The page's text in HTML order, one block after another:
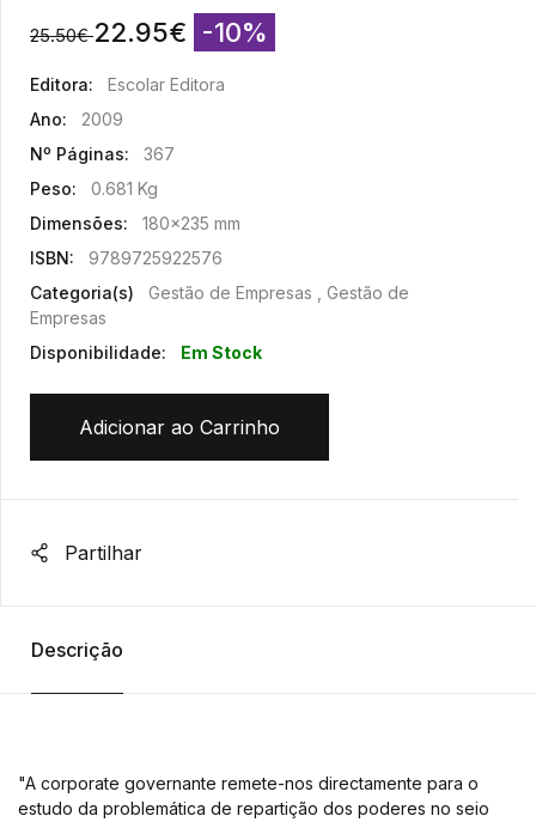
25.50€ 22.95€ -10%
Editora:
Escolar Editora
Ano:
2009
Nº Páginas:
367
Peso:
0.681 Kg
Dimensões:
180x235 mm
ISBN:
9789725922576
Categoria(s)
Gestão de Empresas , Gestão de
Empresas
Disponibilidade:
Em Stock
Adicionar ao Carrinho
Partilhar
Descrição
"A corporate governante remete-nos directamente para o
estudo da problemática de repartição dos poderes no seio